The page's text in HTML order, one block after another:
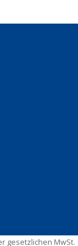
gesetzlichen MwSt.